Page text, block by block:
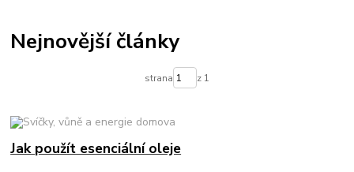
Nejnovější články
strana z 1
Jak použít esenciální oleje